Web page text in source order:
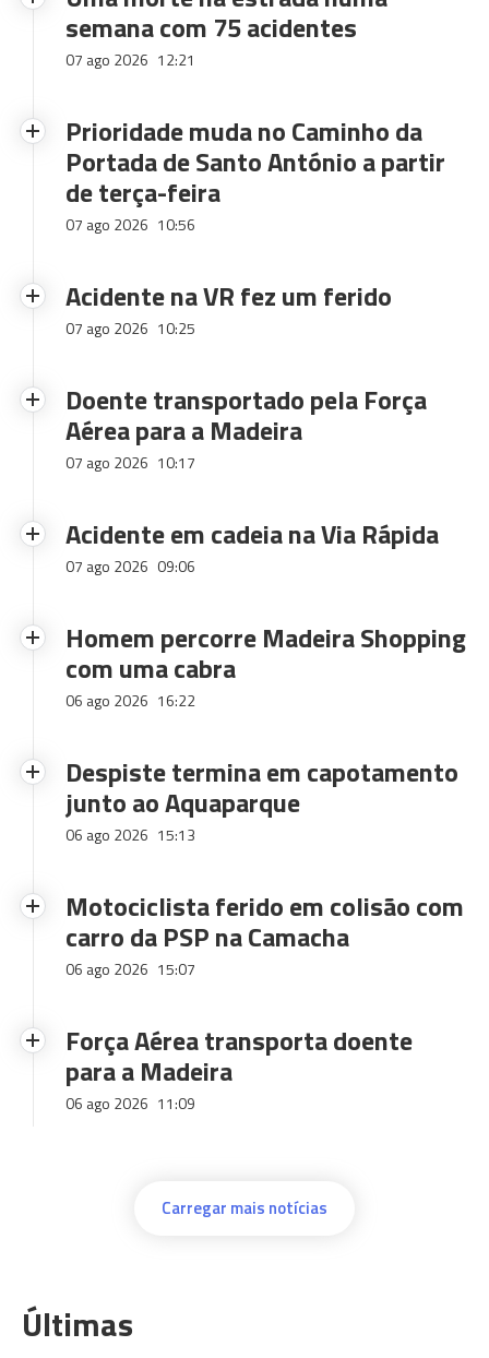
semana com 75 acidentes
07 ago 2026 12:21
Prioridade muda no Caminho da
Portada de Santo António a partir
de terça-feira
07 ago 2026 10:56
Acidente na VR fez um ferido
07 ago 2026 10:25
Doente transportado pela Força
Aérea para a Madeira
07 ago 2026 10:17
Acidente em cadeia na Via Rápida
07 ago 2026 09:06
Homem percorre Madeira Shopping
com uma cabra
06 ago 2026 16:22
Despiste termina em capotamento
junto ao Aquaparque
06 ago 2026 15:13
Motociclista ferido em colisão com
carro da PSP na Camacha
06 ago 2026 15:07
Força Aérea transporta doente
para a Madeira
06 ago 2026 11:09
Carregar mais notícias
Últimas